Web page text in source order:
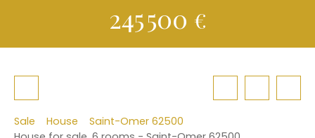
245 500 €
Sale House
Saint-Omer 62500